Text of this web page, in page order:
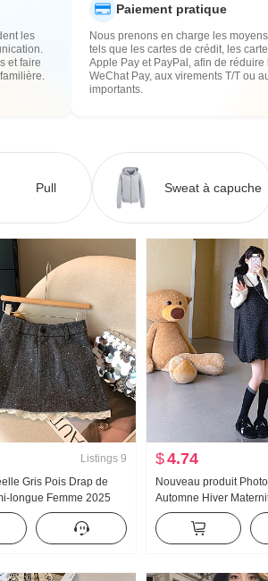
les
et faire
Paiement pratique
Nous prenons en charge les
tels que les cartes de crédit, les
Apple Pay et PayPal, afin de
WeChat Pay, aux virements T/T ou
importants.
Pull Sweat à capuche
Listings 9
Gris Pois Drap de
longue Femme 2025
Ourlet Jupe trapèze
crayon
$4.74
Nouveau produit
Automne Hiver
Imprimé fleuri Robe
Couverture Viande
Ensemble deux pièces